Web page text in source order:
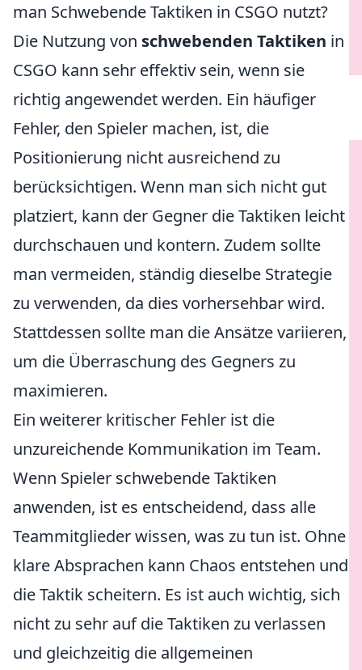
man Schwebende Taktiken in CSGO nutzt?
Die Nutzung von schwebenden Taktiken in
CSGO kann sehr effektiv sein, wenn sie
richtig angewendet werden. Ein häufiger
Fehler, den Spieler machen, ist, die
Positionierung nicht ausreichend zu
berücksichtigen. Wenn man sich nicht gut
platziert, kann der Gegner die Taktiken leicht
durchschauen und kontern. Zudem sollte
man vermeiden, ständig dieselbe Strategie
zu verwenden, da dies vorhersehbar wird.
Stattdessen sollte man die Ansätze variieren,
um die Überraschung des Gegners zu
maximieren.
Ein weiterer kritischer Fehler ist die
unzureichende Kommunikation im Team.
Wenn Spieler schwebende Taktiken
anwenden, ist es entscheidend, dass alle
Teammitglieder wissen, was zu tun ist. Ohne
klare Absprachen kann Chaos entstehen und
die Taktik scheitern. Es ist auch wichtig, sich
nicht zu sehr auf die Taktiken zu verlassen
und gleichzeitig die allgemeinen